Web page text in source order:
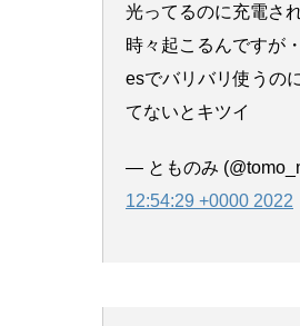
光ってるのに充電さ
時々起こるんですが
esでバリバリ使うの
てないとキツイ
— とものみ
12:54:29 +0000 2022